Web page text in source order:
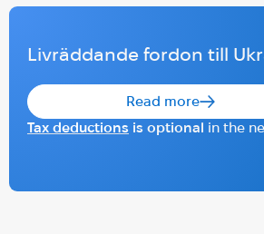
Livräddande fordon till
Read more
Tax deductions is optional in the